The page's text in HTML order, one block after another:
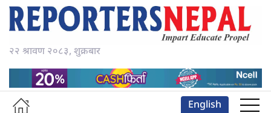
२२ श्रावण २०८३, शुक्रबार
English